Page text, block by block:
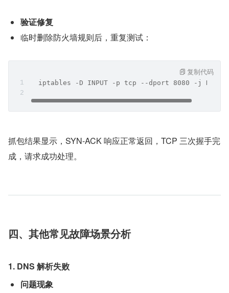
验证修复
临时删除防火墙规则后，重复测试：
  iptables -D INPUT -p tcp --dport 8080 -j DROP
复制代码
抓包结果显示，SYN-ACK 响应正常返回，TCP 三次握手完
成，请求成功处理。
四、其他常见故障场景分析
1. DNS 解析失败
问题现象